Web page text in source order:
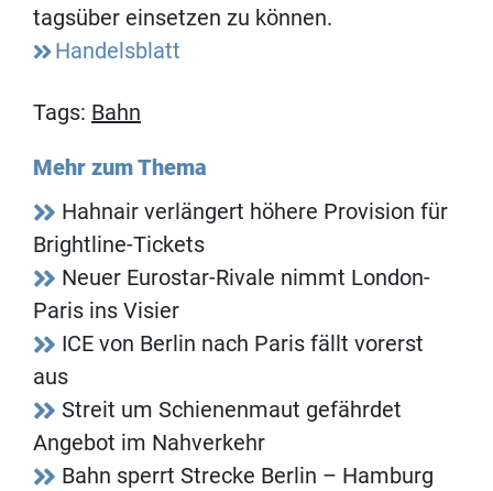
tagsüber einsetzen zu können.
Handelsblatt
Tags: Bahn
Mehr zum Thema
Hahnair verlängert höhere Provision für
Brightline-Tickets
Neuer Eurostar-Rivale nimmt London-
Paris ins Visier
ICE von Berlin nach Paris fällt vorerst
aus
Streit um Schienenmaut gefährdet
Angebot im Nahverkehr
Bahn sperrt Strecke Berlin – Hamburg